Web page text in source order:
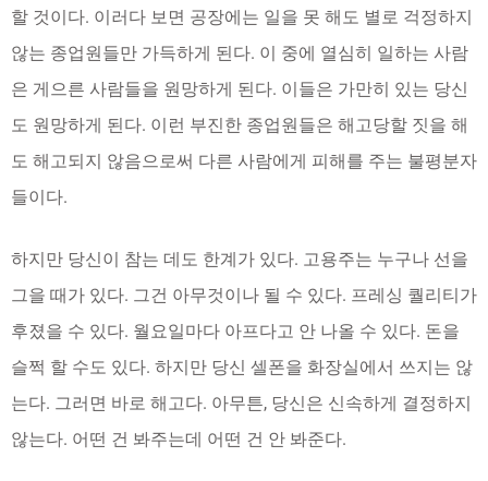
할 것이다. 이러다 보면 공장에는 일을 못 해도 별로 걱정하지
않는 종업원들만 가득하게 된다. 이 중에 열심히 일하는 사람
은 게으른 사람들을 원망하게 된다. 이들은 가만히 있는 당신
도 원망하게 된다. 이런 부진한 종업원들은 해고당할 짓을 해
도 해고되지 않음으로써 다른 사람에게 피해를 주는 불평분자
들이다.
하지만 당신이 참는 데도 한계가 있다. 고용주는 누구나 선을
그을 때가 있다. 그건 아무것이나 될 수 있다. 프레싱 퀄리티가
후졌을 수 있다. 월요일마다 아프다고 안 나올 수 있다. 돈을
슬쩍 할 수도 있다. 하지만 당신 셀폰을 화장실에서 쓰지는 않
는다. 그러면 바로 해고다. 아무튼, 당신은 신속하게 결정하지
않는다. 어떤 건 봐주는데 어떤 건 안 봐준다.